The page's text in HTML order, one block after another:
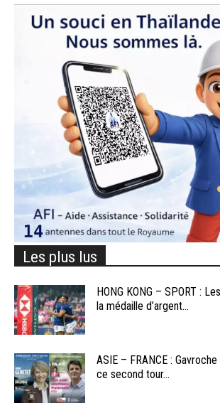
Les plus lus
HONG KONG – SPORT :
la médaille d’argent...
ASIE – FRANCE :
ce second tour...